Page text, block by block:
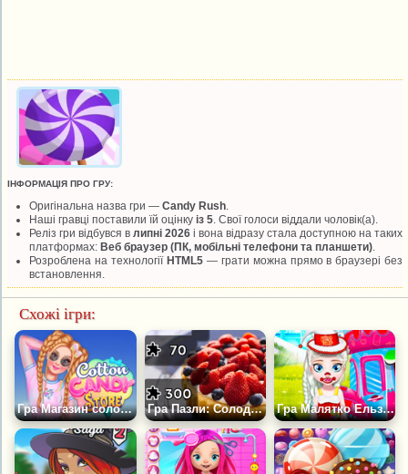
ІНФОРМАЦІЯ ПРО ГРУ:
Оригінальна назва гри —Candy Rush
Наші гравці поставили їй оцінкуіз 5 . Свої голоси віддаличоловік(а).
Реліз гри відбувся влипні 2026 і вона відразу стала доступною на таких
платформах:Веб браузер (ПК, мобільні телефони та планшети)
Розроблена на технології HTML5— грати можна прямо в браузері без
встановлення.
Схожі ігри:
Гра Магазин солодкої вати для дівчаток Гра Пазли: Солодощі Гра Малятко Ельза Продає Цукерки